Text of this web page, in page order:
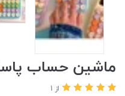
ماشین حساب
از 1